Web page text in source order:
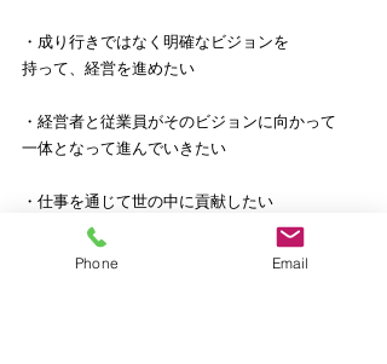
・成り行きではなく明確なビジョンを
持って、経営を進めたい
・経営者と従業員がそのビジョンに向かって
一体となって進んでいきたい
・仕事を通じて世の中に貢献したい
そんな中小企業経営者の皆さまや
Phone Email